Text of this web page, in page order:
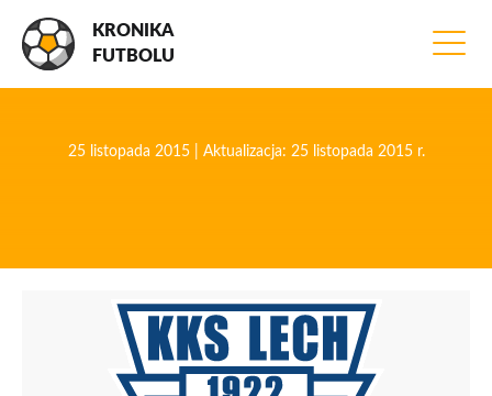
KRONIKA
FUTBOLU
25 listopada 2015 | Aktualizacja: 25 listopada 2015 r.